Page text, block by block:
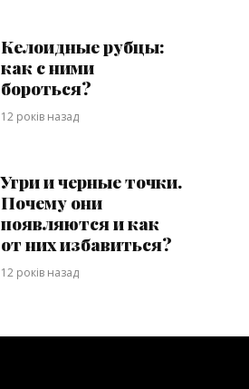
Келоидные рубцы:
как с ними
бороться?
12 років назад
Угри и черные точки.
Почему они
появляются и как
от них избавиться?
12 років назад